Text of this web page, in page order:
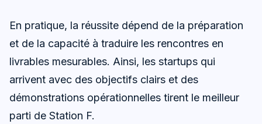
En pratique, la réussite dépend de la préparation
et de la capacité à traduire les rencontres en
livrables mesurables. Ainsi, les startups qui
arrivent avec des objectifs clairs et des
démonstrations opérationnelles tirent le meilleur
parti de Station F.